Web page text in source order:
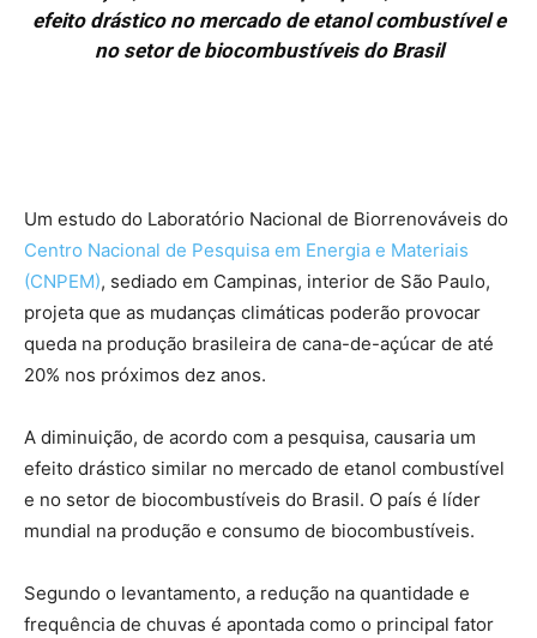
efeito drástico no mercado de etanol combustível e
no setor de biocombustíveis do Brasil
Um estudo do Laboratório Nacional de Biorrenováveis do
Centro Nacional de Pesquisa em Energia e Materiais
(CNPEM), sediado em Campinas, interior de São Paulo,
projeta que as mudanças climáticas poderão provocar
queda na produção brasileira de cana-de-açúcar de até
20% nos próximos dez anos.
A diminuição, de acordo com a pesquisa, causaria um
efeito drástico similar no mercado de etanol combustível
e no setor de biocombustíveis do Brasil. O país é líder
mundial na produção e consumo de biocombustíveis.
Segundo o levantamento, a redução na quantidade e
frequência de chuvas é apontada como o principal fator